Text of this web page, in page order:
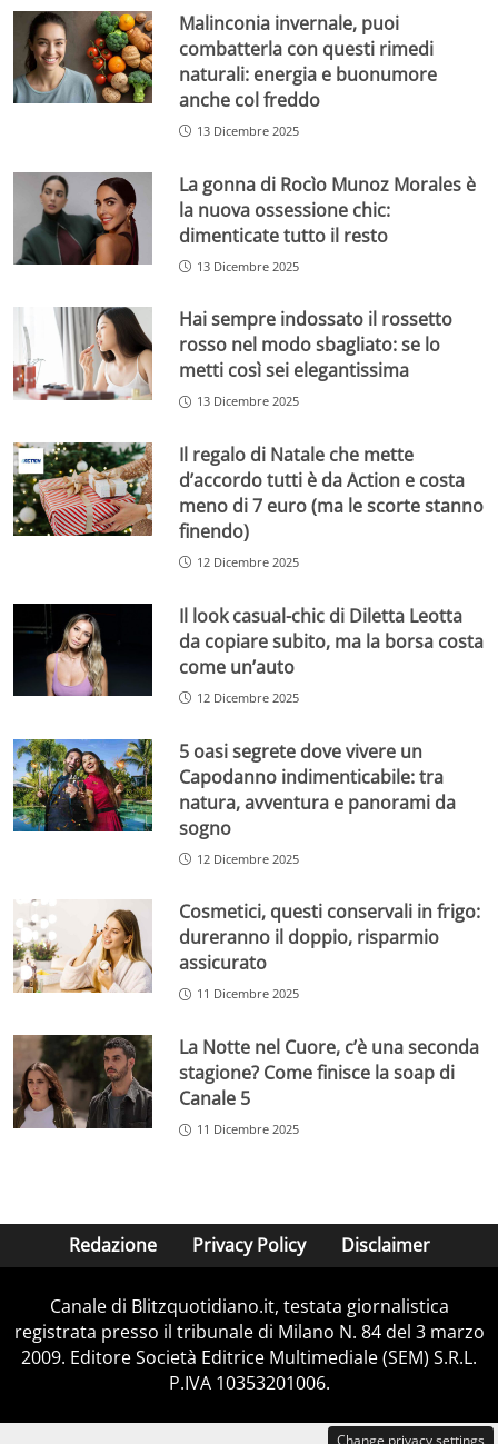
Malinconia invernale, puoi
combatterla con questi rimedi
naturali: energia e buonumore
anche col freddo
13 Dicembre 2025
La gonna di Rocìo Munoz Morales è
la nuova ossessione chic:
dimenticate tutto il resto
13 Dicembre 2025
Hai sempre indossato il rossetto
rosso nel modo sbagliato: se lo
metti così sei elegantissima
13 Dicembre 2025
Il regalo di Natale che mette
d’accordo tutti è da Action e costa
meno di 7 euro (ma le scorte stanno
finendo)
12 Dicembre 2025
Il look casual-chic di Diletta Leotta
da copiare subito, ma la borsa costa
come un’auto
12 Dicembre 2025
5 oasi segrete dove vivere un
Capodanno indimenticabile: tra
natura, avventura e panorami da
sogno
12 Dicembre 2025
Cosmetici, questi conservali in frigo:
dureranno il doppio, risparmio
assicurato
11 Dicembre 2025
La Notte nel Cuore, c’è una seconda
stagione? Come finisce la soap di
Canale 5
11 Dicembre 2025
Redazione Privacy Policy Disclaimer
Canale di Blitzquotidiano.it, testata giornalistica
registrata presso il tribunale di Milano N. 84 del 3 marzo
2009. Editore Società Editrice Multimediale (SEM) S.R.L.
P.IVA 10353201006.
Change privacy settings